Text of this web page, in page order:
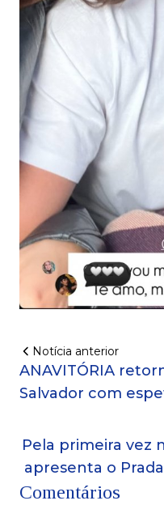
Notícia anterior
ANAVITÓRIA
Salvador com
Pela primeira vez
apresenta o
Comentários